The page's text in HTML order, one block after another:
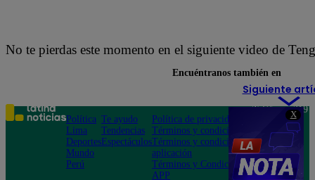
X
No te pierdas este momento en el siguiente video de
Siguiente
Encuéntranos también en
Política
Lima
Deportes
Mundo
Perú
Te ayudo
Tendencias
Espectáculos
Política de privacidad
Términos y condiciones
Términos y condiciones
aplicación
Términos y Condiciones
APP
Teléfono: 219
Av. San
Felipe 968
Jesús María